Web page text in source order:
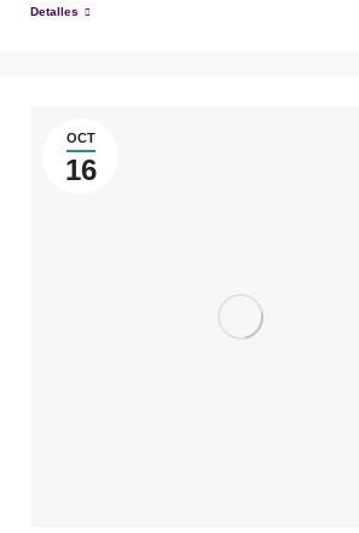
Detalles
OCT
16